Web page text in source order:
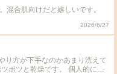
混合肌向けだと嬉しいです。
2026/6/27
り方が下手なのかあまり洗えて
ポツと乾燥です。 個人的には